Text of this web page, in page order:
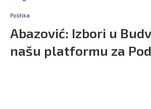
Politika
Abazović: Izbori u
našu platformu za